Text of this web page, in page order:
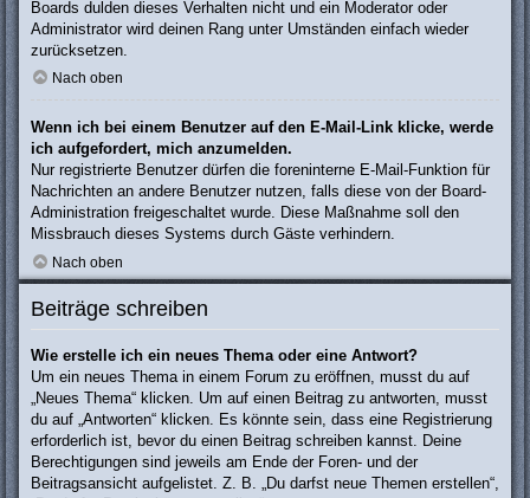
Boards dulden dieses Verhalten nicht und ein Moderator oder
Administrator wird deinen Rang unter Umständen einfach wieder
zurücksetzen.
Nach oben
Wenn ich bei einem Benutzer auf den E-Mail-Link klicke, werde
ich aufgefordert, mich anzumelden.
Nur registrierte Benutzer dürfen die foreninterne E-Mail-Funktion für
Nachrichten an andere Benutzer nutzen, falls diese von der Board-
Administration freigeschaltet wurde. Diese Maßnahme soll den
Missbrauch dieses Systems durch Gäste verhindern.
Nach oben
Beiträge schreiben
Wie erstelle ich ein neues Thema oder eine Antwort?
Um ein neues Thema in einem Forum zu eröffnen, musst du auf
„Neues Thema“ klicken. Um auf einen Beitrag zu antworten, musst
du auf „Antworten“ klicken. Es könnte sein, dass eine Registrierung
erforderlich ist, bevor du einen Beitrag schreiben kannst. Deine
Berechtigungen sind jeweils am Ende der Foren- und der
Beitragsansicht aufgelistet. Z. B. „Du darfst neue Themen erstellen“,